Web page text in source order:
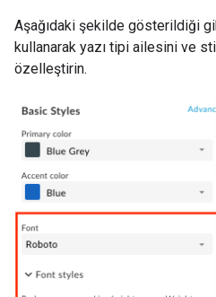
Aşağıdaki şekilde gösterildiği
kullanarak yazı tipi ailesini ve
özelleştirin.